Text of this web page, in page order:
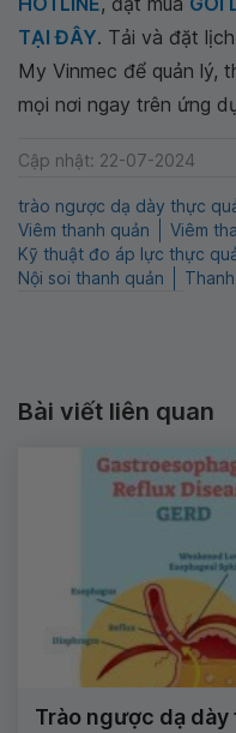
TẠI ĐÂY. Tải và đặt
My Vinmec để quản lý,
mọi nơi ngay trên ứng
Cập nhật: 22-07-2024
trào ngược dạ dày thực
Viêm thanh quản
Viêm
Kỹ thuật đo áp lực thực
Nội soi thanh quản
Bài viết liên quan
Trào ngược dạ